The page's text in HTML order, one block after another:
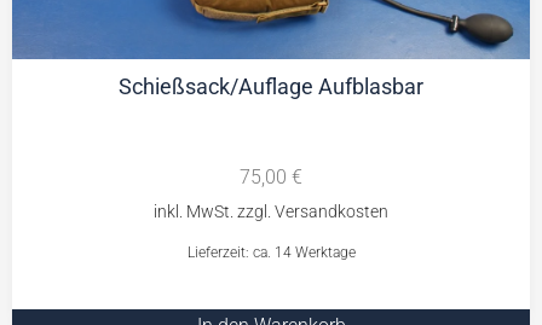
Schießsack/Auflage Aufblasbar
75,00 €
Lieferzeit: ca. 14 Werktage